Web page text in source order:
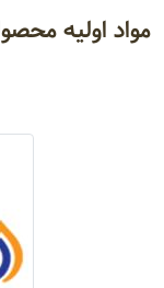
مواد اولیه